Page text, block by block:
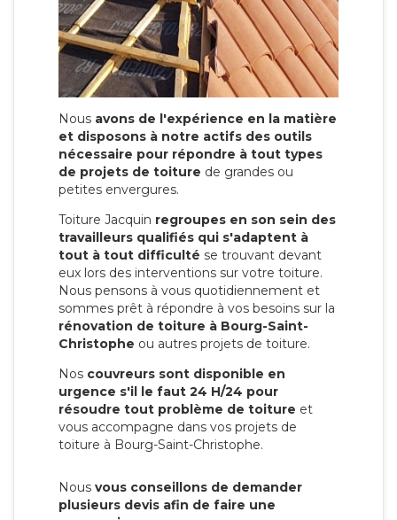
Nous avons de l'expérience en la matière
et disposons à notre actifs des outils
nécessaire pour répondre à tout types
de projets de toiture de grandes ou
petites envergures.
Toiture Jacquin regroupes en son sein des
travailleurs qualifiés qui s'adaptent à
tout à tout difficulté se trouvant devant
eux lors des interventions sur votre toiture.
Nous pensons à vous quotidiennement et
sommes prêt à répondre à vos besoins sur la
rénovation de toiture à Bourg-Saint-
Christophe ou autres projets de toiture.
Nos couvreurs sont disponible en
urgence s'il le faut 24 H/24 pour
résoudre tout problème de toiture et
vous accompagne dans vos projets de
toiture à Bourg-Saint-Christophe.
Nous vous conseillons de demander
plusieurs devis afin de faire une